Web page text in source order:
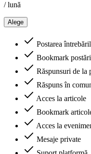
/ lună
Alege
Postarea
Bookmark postări
Răspunsuri de la
Răspuns în
Acces la articole
Bookmark
Acces la
Mesaje private